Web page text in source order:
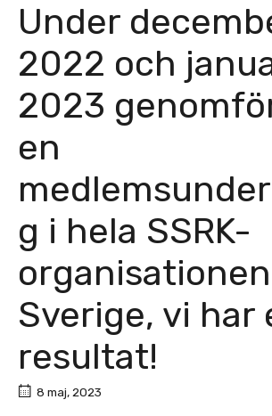
Under
2022 och
2023
en
g i hela SSRK-
Sverige, vi har
resultat!
8 maj, 2023